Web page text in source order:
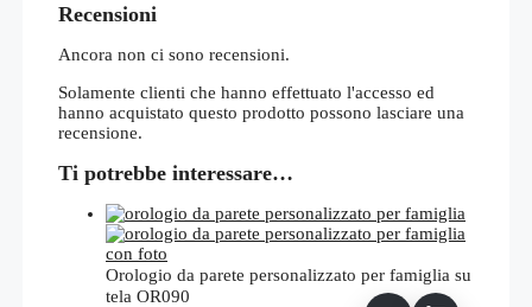
Recensioni
Ancora non ci sono recensioni.
Solamente clienti che hanno effettuato l'accesso ed
hanno acquistato questo prodotto possono lasciare una
recensione.
Ti potrebbe interessare…
Orologio da parete personalizzato per famiglia su
tela OR090